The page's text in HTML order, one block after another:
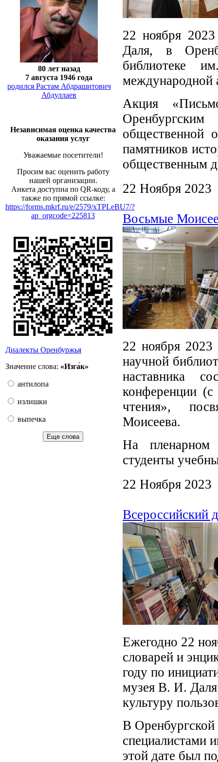
80 лет назад
7 августа 1946 года
родился Растам Абдрашитович
Абдуллаев
Независимая оценка качества
оказания услуг
Уважаемые посетители!
Просим вас оценить работу
нашей организации.
Анкета доступна по QR-коду, а
также по прямой ссылке:
https://forms.mkrf.ru/e/2579/xTPLeBU7/?
ap_orgcode=225813
Диалекты Оренбуржья
Значение слова: «Изга́к»
антилопа
излишки
выпечка
Еще слова
22 ноября
Даля, в
библиотеке
Акция
общественной
памятников
общественным
22 Ноября 2023
Восьмые
22 ноября 2023
научной
наставника
конференции
чтения»,
Моисеева.
На пленарном
студенты
22 Ноября 2023
Всероссийский
Ежегодно 22
словарей и
году по
музея В. И.
культуру
В
специалистами
этой дате был